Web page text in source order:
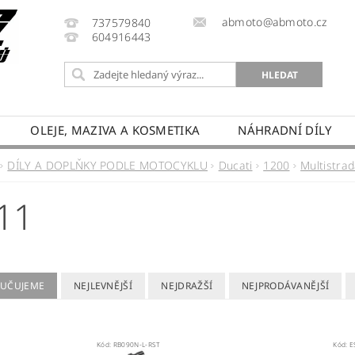
737579840
604916443
abmoto@abmoto.cz
OLEJE, MAZIVA A KOSMETIKA
NÁHRADNÍ DÍLY
KONTAKT NAPIŠTE NÁM
DOPRAVA A
DÍLY A DOPLŇKY PODLE MOTOCYKLU Ducati 1200
NEJLEVNĚJŠÍ NEJDRAŽŠÍ NEJPRODÁVANĚJŠÍ
Kód: RB090N-L-RST Kód: